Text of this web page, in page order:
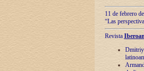
11 de febrero
“Las
Revista
Dmitriy